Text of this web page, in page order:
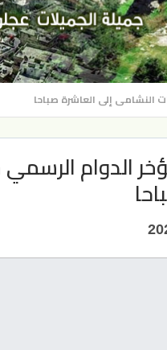
النشامى إلى العاشرة صباحا
الدوام